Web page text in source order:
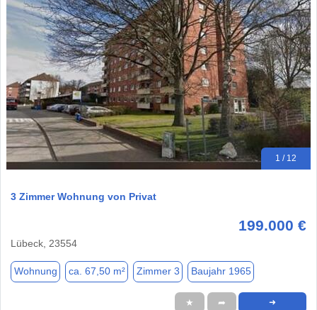
1 / 12
3 Zimmer Wohnung von Privat
199.000 €
Lübeck, 23554
Wohnung ca. 67,50 m² Zimmer 3 Baujahr 1965
★ ➦ ➜